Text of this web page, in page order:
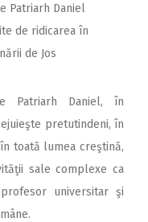
Patriarh Daniel
de ridicarea în
de Jos
Patriarh Daniel, în
pretutindeni, în
toată lumea creştină,
sale complexe ca
universitar şi